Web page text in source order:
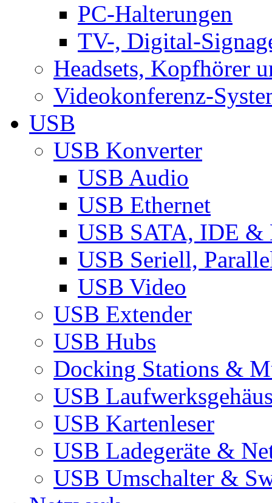
PC-Halterungen
TV-, Digital-
Headsets, Kopfhörer
Videokonferenz-
USB
USB Konverter
USB Audio
USB Ethernet
USB SATA, IDE &
USB Seriell,
USB Video
USB Extender
USB Hubs
Docking Stations &
USB
USB Kartenleser
USB Ladegeräte &
USB Umschalter &